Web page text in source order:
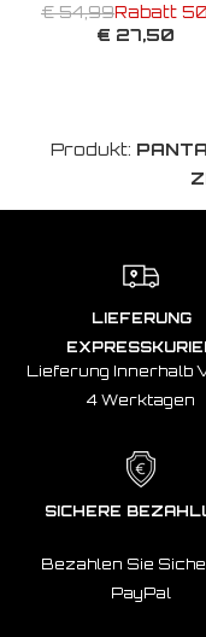
€ 54,99Rabatt
€ 27,50
Produkt:
LIEFERUNG
Lieferung Innerhalb
4 Werktagen
SICHERE
Bezahlen Sie
PayPal